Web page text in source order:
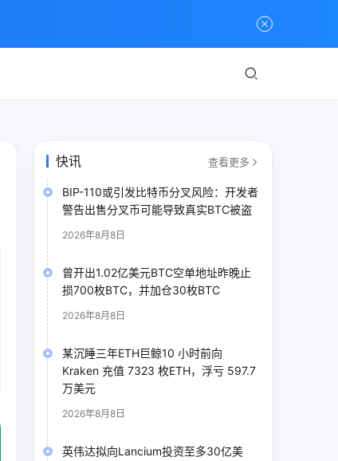
快讯 查看更多
BIP-110或引发比特币分叉风险：开发者
警告出售分叉币可能导致真实BTC被盗
2026年8月8日
曾开出1.02亿美元BTC空单地址昨晚止
损700枚BTC，并加仓30枚BTC
2026年8月8日
某沉睡三年ETH巨鲸10 小时前向
Kraken 充值 7323 枚ETH，浮亏 597.7
万美元
2026年8月8日
英伟达拟向Lancium投资至多30亿美